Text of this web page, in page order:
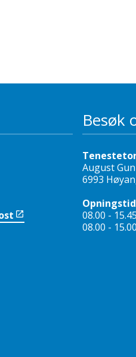
Besøk
August
6993
08.00 -
08.00 -